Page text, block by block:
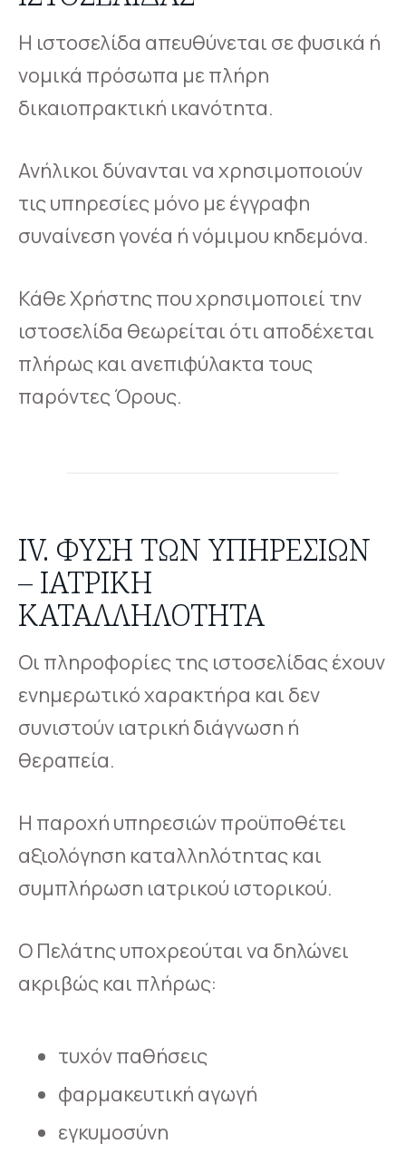
Η ιστοσελίδα απευθύνεται σε φυσικά ή
νομικά πρόσωπα με πλήρη
δικαιοπρακτική ικανότητα.
Ανήλικοι δύνανται να χρησιμοποιούν
τις υπηρεσίες μόνο με έγγραφη
συναίνεση γονέα ή νόμιμου κηδεμόνα.
Κάθε Χρήστης που χρησιμοποιεί την
ιστοσελίδα θεωρείται ότι αποδέχεται
πλήρως και ανεπιφύλακτα τους
παρόντες Όρους.
IV. ΦΎΣΗ ΤΩΝ ΥΠΗΡΕΣΙΏΝ
– ΙΑΤΡΙΚΉ
ΚΑΤΑΛΛΗΛΌΤΗΤΑ
Οι πληροφορίες της ιστοσελίδας έχουν
ενημερωτικό χαρακτήρα και δεν
συνιστούν ιατρική διάγνωση ή
θεραπεία.
Η παροχή υπηρεσιών προϋποθέτει
αξιολόγηση καταλληλότητας και
συμπλήρωση ιατρικού ιστορικού.
Ο Πελάτης υποχρεούται να δηλώνει
ακριβώς και πλήρως:
τυχόν παθήσεις
φαρμακευτική αγωγή
εγκυμοσύνη